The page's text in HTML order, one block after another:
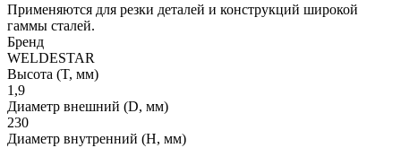
Применяются для резки деталей и конструкций широкой
гаммы сталей.
Бренд
WELDESTAR
Высота (T, мм)
1,9
Диаметр внешний (D, мм)
230
Диаметр внутренний (H, мм)